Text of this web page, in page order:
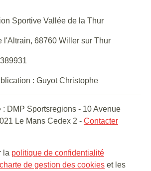
Sportive Vallée de la Thur
l'Altrain, 68760 Willer sur Thur
: Guyot Christophe
: DMP Sportsregions - 10 Avenue
Le Mans Cedex 2 - Contacter
la politique de confidentialité
charte de gestion des cookies et les